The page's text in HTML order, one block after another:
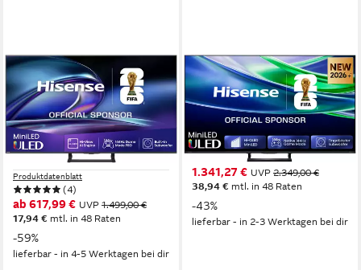
HISENSE
65E89Q QLED Mini LED-
Fernseher
164 cm/65 Zoll Diagonale
Mini LED
Bildschirmtechnologie
4K Ultra HD Auflösung
Produktdatenblatt
(4)
ab 617,99 € UVP 1.499,00 €
17,94 € mtl. in 48 Raten
-59%
lieferbar - in 4-5 Werktagen bei dir
HISENSE
85E8S Mini-LED-Fernseher
215 cm/85 Zoll Diagonale
ULED MiniLED Bildschirmtechnologie
4K Ultra HD Auflösung
Produktdatenblatt
1.341,27 € UVP 2.349,00 €
38,94 € mtl. in 48 Raten
-43%
lieferbar - in 2-3 Werktagen bei dir